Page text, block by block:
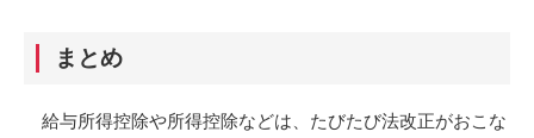
まとめ
給与所得控除や所得控除などは、たびたび法改正がおこな